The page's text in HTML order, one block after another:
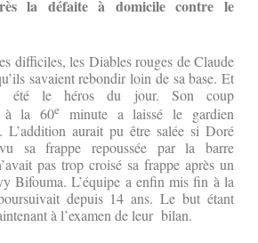
la défaite à domicile contre le
difficiles, les Diables rouges de Claude
savaient rebondir loin de sa base. Et
été le héros du jour. Son coup
à la 60e minute a laissé le gardien
L’addition aurait pu être salée si Doré
sa frappe repoussée par la barre
pas trop croisé sa frappe après un
Bifouma. L’équipe a enfin mis fin à la
depuis 14 ans. Le but étant
à l’examen de leur bilan.